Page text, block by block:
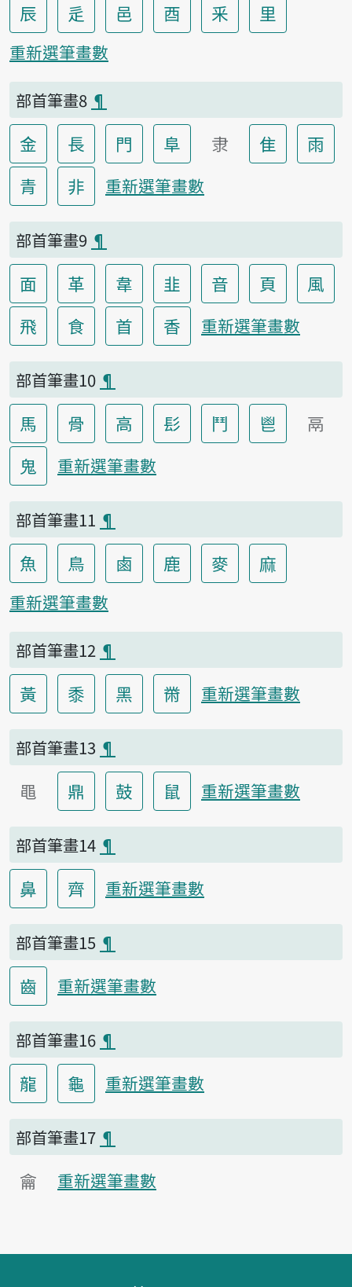
辰
辵 邑 酉 釆 里
重新選筆畫數
部首筆畫8 ¶
金 長 門 阜 隶 隹
雨
青
非 重新選筆畫數
部首筆畫9 ¶
面 革 韋 韭 音 頁
風
飛
食 首 香 重新選筆畫數
部首筆畫10 ¶
馬 骨 高 髟 鬥 鬯
鬲
鬼
重新選筆畫數
部首筆畫11 ¶
魚 鳥 鹵 鹿 麥 麻
重新選筆畫數
部首筆畫12 ¶
黃 黍 黑 黹 重新選筆畫數
部首筆畫13 ¶
黽 鼎 鼓 鼠 重新選筆畫數
部首筆畫14 ¶
鼻 齊 重新選筆畫數
部首筆畫15 ¶
齒 重新選筆畫數
部首筆畫16 ¶
龍 龜 重新選筆畫數
部首筆畫17 ¶
龠 重新選筆畫數